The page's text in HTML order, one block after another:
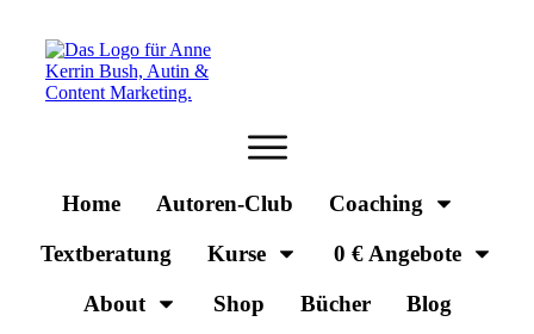
Home Autoren-Club
Coaching
Textberatung
Kurse
0 € Angebote
About
Shop Bücher
Blog